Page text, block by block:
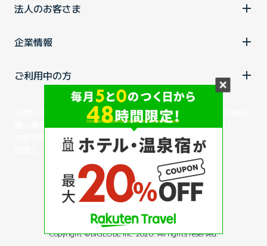
法人のお客さま
企業情報
ご利用中の方
消費税の表示 ウェブアクセシビリティの取り組み
個人情報保護ポリシープライバシーポータルCookieポリシー
特定商取引法に基づく表記 情報セキュリティ基本方針
商標についてBIGLOBEトップ
Copyright ©BIGLOBE Inc.2026.All rights reserved.